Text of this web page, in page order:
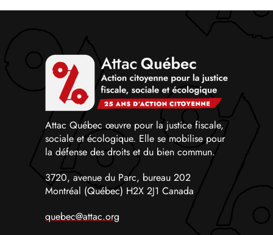
Attac Québec œuvre pour la justice fiscale,
sociale et écologique. Elle se mobilise pour
la défense des droits et du bien commun.
3720, avenue du Parc, bureau 202
Montréal (Québec) H2X 2J1 Canada
quebec@attac.org